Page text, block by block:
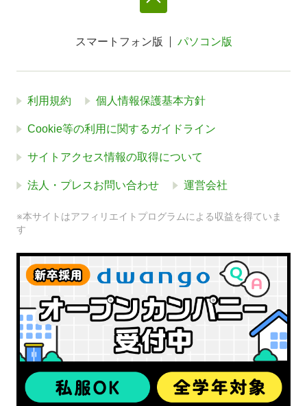
スマートフォン版 パソコン版
利用規約 個人情報保護基本方針
Cookie等の利用に関するガイドライン
サイトアクセス情報の取得について
法人・プレスお問い合わせ 運営会社
※本サイトはアフィリエイトプログラムによる収益を得ていま
す